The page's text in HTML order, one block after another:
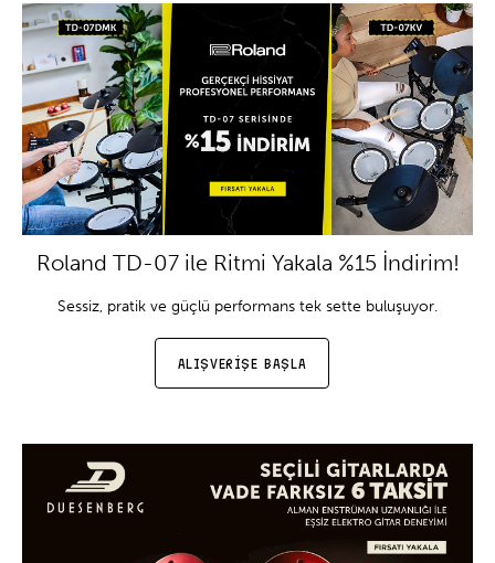
Roland TD-07 ile Ritmi Yakala %15 İndirim!
Sessiz, pratik ve güçlü performans tek sette buluşuyor.
ALIŞVERİŞE BAŞLA